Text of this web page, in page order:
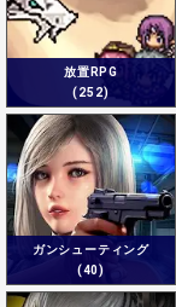
放置RPG
(252)
ガンシューティング
(40)